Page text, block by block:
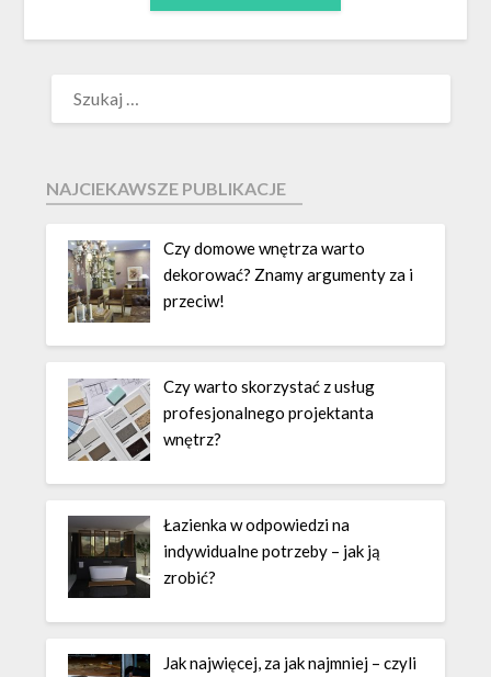
NAJCIEKAWSZE PUBLIKACJE
Czy domowe wnętrza warto
dekorować? Znamy argumenty za i
przeciw!
Czy warto skorzystać z usług
profesjonalnego projektanta
wnętrz?
Łazienka w odpowiedzi na
indywidualne potrzeby – jak ją
zrobić?
Jak najwięcej, za jak najmniej – czyli